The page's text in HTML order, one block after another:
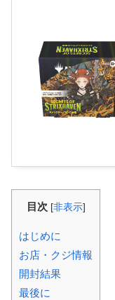
目次 [非表示]
はじめに
お店・クジ情報
開封結果
最後に